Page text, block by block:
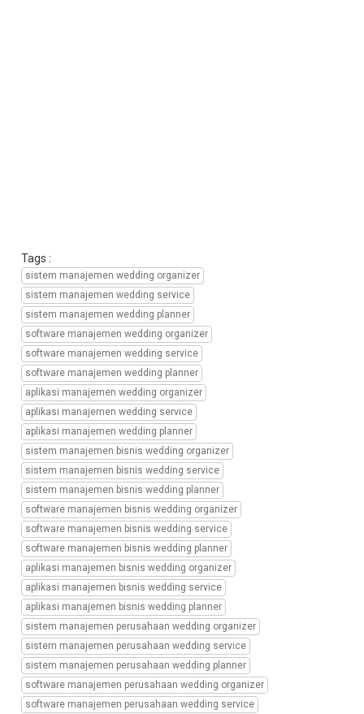
Tags :
sistem manajemen wedding organizer
sistem manajemen wedding service
sistem manajemen wedding planner
software manajemen wedding organizer
software manajemen wedding service
software manajemen wedding planner
aplikasi manajemen wedding organizer
aplikasi manajemen wedding service
aplikasi manajemen wedding planner
sistem manajemen bisnis wedding organizer
sistem manajemen bisnis wedding service
sistem manajemen bisnis wedding planner
software manajemen bisnis wedding organizer
software manajemen bisnis wedding service
software manajemen bisnis wedding planner
aplikasi manajemen bisnis wedding organizer
aplikasi manajemen bisnis wedding service
aplikasi manajemen bisnis wedding planner
sistem manajemen perusahaan wedding organizer
sistem manajemen perusahaan wedding service
sistem manajemen perusahaan wedding planner
software manajemen perusahaan wedding organizer
software manajemen perusahaan wedding service
informasi
manajemen
wedding
organizer,
sistem
informasi
manajemen
wedding
service,
sistem
informasi
manajemen
wedding
planner,
sistem
informasi
manajemen
bisnis
wedding
organizer,
sistem
informasi
manajemen
bisnis
wedding
service,
sistem
informasi
manajemen